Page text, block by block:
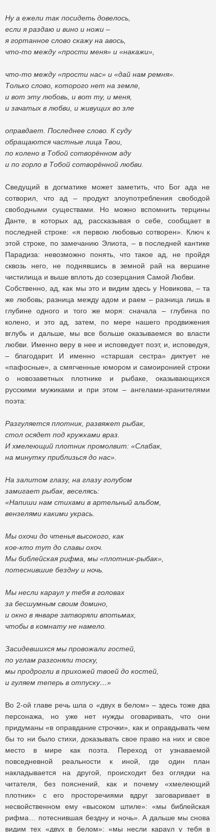
Ну а ежели так посидеть довелось,
если я раздаю и вино и ножи –
я гортанное слово скажу на авось,
что-то между «прости меня» и «накажи»,
что-то между «прости нас» и «дай нам ремня».
Только слово, которого нет на земле,
и вот эту любовь, и вот ту, и меня,
и зачатых в любви, и живущих во зле
оправдает. Последнее слово. К суду
обращаются частные лица Твои,
по колено в Тобой сотворённом аду
и по горло в Тобой сотворённой любви.
Сведущий в догматике может заметить, что Бог ада не
сотворил, что ад – продукт злоупотребления свободой
свободными существами. Но можно вспомнить терцины
Данте, в которых ад, рассказывая о себе, сообщает в
последней строке: «я первою любовью сотворен». Ключ к
этой строке, по замечанию Элиота, – в последней кантике
Парадиза: невозможно понять, что такое ад, не пройдя
сквозь него, не поднявшись в земной рай на вершине
чистилища и выше вплоть до созерцания Самой Любви.
Собственно, ад, как мы это и видим здесь у Новикова, – та
же любовь; разница между адом и раем – разница лишь в
глубине одного и того же моря: сначала – глубина по
колено, и это ад, затем, по мере нашего продвижения
вглубь и дальше, мы все больше оказываемся во власти
любви. Именно веру в нее и исповедует поэт, и, исповедуя,
– благодарит. И именно «старшая сестра» диктует не
«пафосные», а смягченные юмором и самоиронией строки
о новозаветных плотнике и рыбаке, оказывающихся
русскими мужиками и при этом – ангелами-хранителями
поэта:
Разгуляется плотник, развяжет рыбак,
стол осядет под кружками враз.
И хмелеющий плотник промолвит: «Слабак,
на минутку приблизься до нас».
На залитом глазу, на глазу голубом
замигает рыбак, веселясь:
«Напиши нам стихами в артельный альбом,
вензелями какими укрась.
Мы охочи до чтенья высокого, как
кое-кто тут до славы охоч.
Мы библейская рифма, мы «плотник-рыбак»,
потеснившие бездну и ночь.
Мы несли караул у тебя в головах
за бесшумным своим домино,
и окно в январе затворяли впотьмах,
чтобы в комнату не намело.
Засидевшихся мы провожали гостей,
по углам разгоняли тоску,
мы продрогли в прихожей твоей до костей,
и гуляем теперь в отпуску…»
Во 2-ой главе речь шла о «двух в белом» – здесь тоже два
персонажа, но уже нет нужды оговаривать, что они
придуманы «в оправдание строчки», как и оправдывать чем
бы то ни было стихи, доказывать свое право на них и свое
место в мире как поэта. Переход от узнаваемой
повседневной реальности к иной, где один план
накладывается на другой, происходит без оглядки на
читателя, без пояснений, как и почему «хмелеющий
плотник» с его просторечиями вдруг заговаривает в
несвойственном ему «высоком штиле»: «мы библейская
рифма… потеснившая бездну и ночь». А дальше мы снова
видим тех «двух в белом»: «мы несли караул у тебя в